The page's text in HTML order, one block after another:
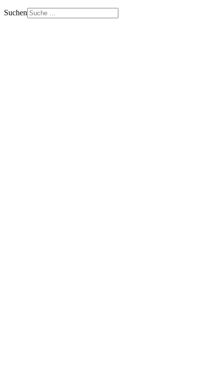
Suchen